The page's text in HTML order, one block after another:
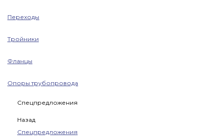
Переходы
Тройники
Фланцы
Опоры трубопровода
Спецпредложения
Назад
Спецпредложения